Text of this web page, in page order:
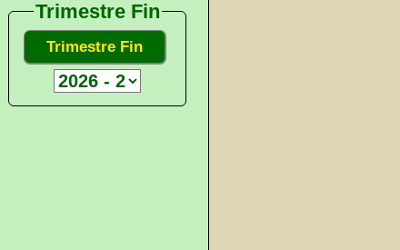
Trimestre Fin
Trimestre Fin